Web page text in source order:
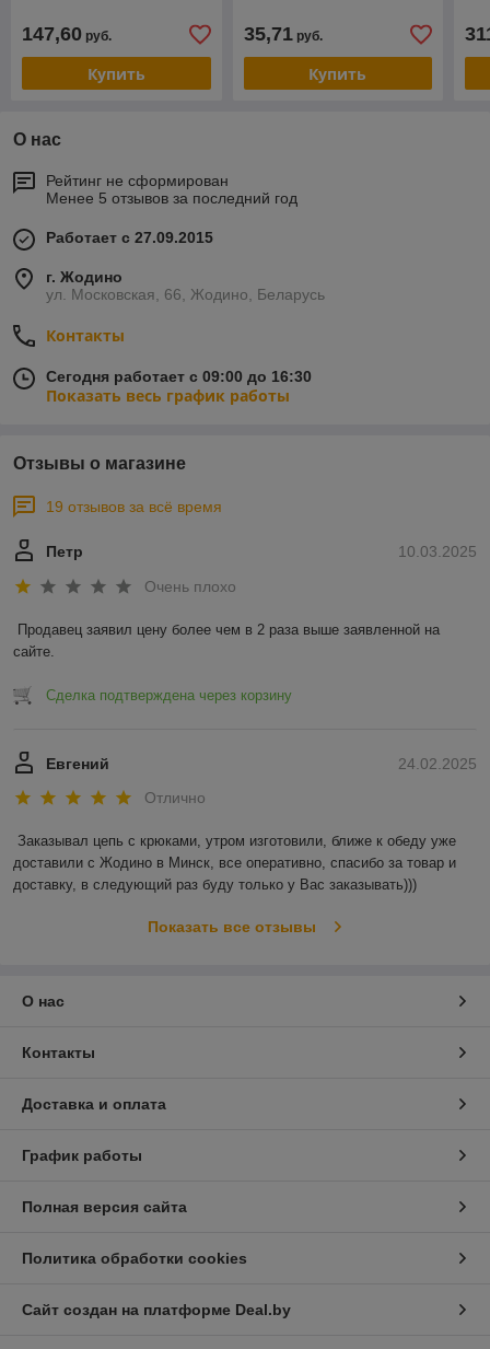
147,60 руб.
Купить
35,71руб.
Купить
О нас
Рейтинг не сформирован
Менее 5 отзывов за последний год
Работает с 27.09.2015
г. Жодино
ул. Московская, 66, Жодино, Беларусь
Контакты
Сегодня работает с 09:00 до 16:30
Показать весь график работы
Отзывы о магазине
19 отзывов за всё время
10.03.2025
Петр
Очень плохо
Продавец заявил цену более чем в 2 раза выше заявленной на
сайте.
Сделка подтверждена через корзину
24.02.2025
Евгений
Отлично
Заказывал цепь с крюками, утром изготовили, ближе к обеду уже
доставили с Жодино в Минск, все оперативно, спасибо за товар и
доставку, в следующий раз буду только у Вас заказывать)))
Показать все отзывы
О нас
Контакты
Доставка и оплата
График работы
Полная версия сайта
Политика обработки cookies
Сайт создан на платформе Deal.by